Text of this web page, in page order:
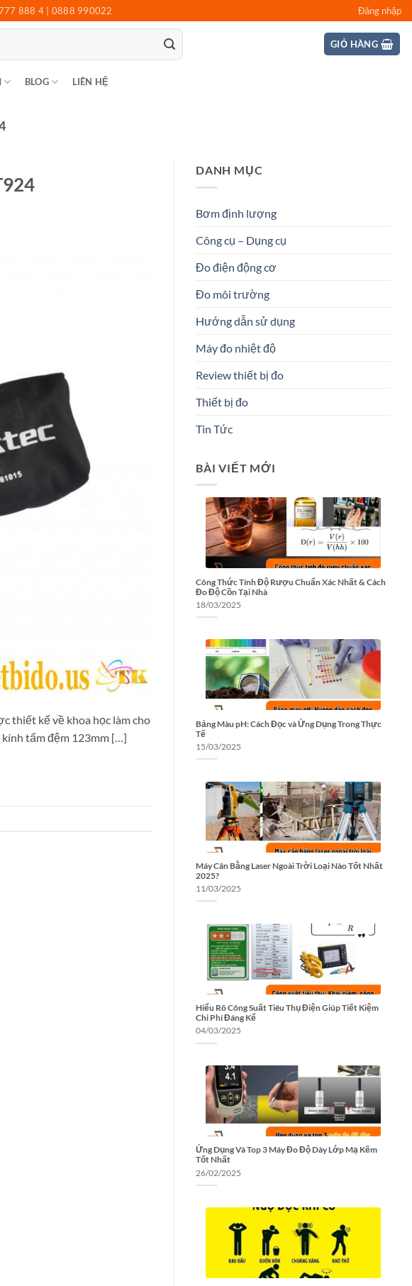
888 4 | 0888 990022 Đăng nhập
GIỎ HÀNG
BLOG LIÊN HỆ
thiết kế về khoa học làm cho
tấm đệm 123mm […]
DANH MỤC
Bơm định lượng
Công cụ – Dụng cụ
Đo điện động cơ
Đo môi trường
Hướng dẫn sử dụng
Máy đo nhiệt độ
Review thiết bị đo
Thiết bị đo
Tin Tức
BÀI VIẾT MỚI
Công Thức Tính Độ Rượu Chuẩn Xác Nhất & Cách
Đo Độ Cồn Tại Nhà
18/03/2025
Bảng Màu pH: Cách Đọc và Ứng Dụng Trong Thực
Tế
15/03/2025
Máy Cân Bằng Laser Ngoài Trời Loại Nào Tốt Nhất
2025?
11/03/2025
Hiểu Rõ Công Suất Tiêu Thụ Điện Giúp Tiết Kiệm
Chi Phí Đáng Kể
04/03/2025
Ứng Dụng Và Top 3 Máy Đo Độ Dày Lớp Mạ Kẽm
Tốt Nhất
26/02/2025